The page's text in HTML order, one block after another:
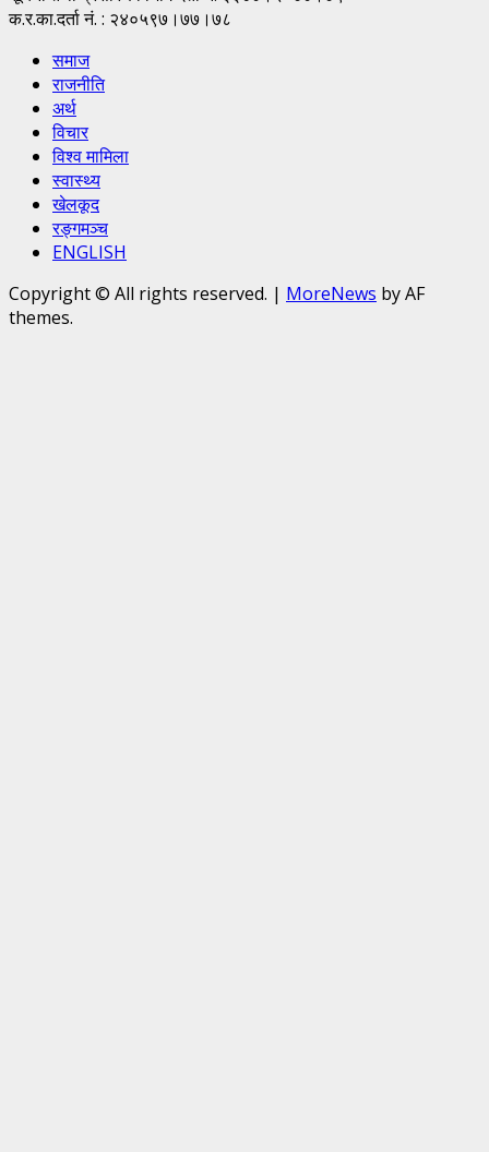
क.र.का.दर्ता नं. : २४०५९७।७७।७८
समाज
राजनीति
अर्थ
विचार
विश्व मामिला
स्वास्थ्य
खेलकूद
रङ्गमञ्च
ENGLISH
Copyright © All rights reserved. | MoreNews by AF
themes.